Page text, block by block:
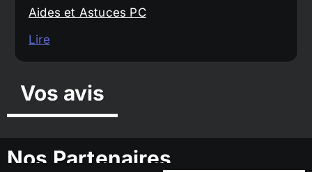
Aides et Astuces PC
Lire
Vos avis
Nos Partenaires